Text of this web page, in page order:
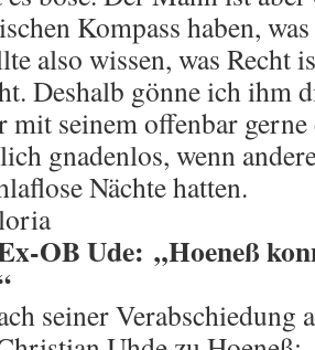
Kompass haben,
also wissen, was Recht
Deshalb gönne ich ihm
mit seinem offenbar
gnadenlos, wenn
Nächte hatten.
OB Ude: „Hoeneß
seiner Verabschiedung